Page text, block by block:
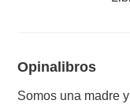
Opinalibros
Somos una madre